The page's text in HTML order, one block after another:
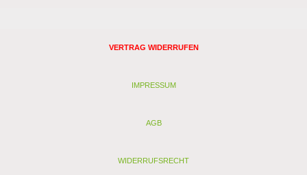
Passt zu: Hirschmedaillons mit Steinpilzen, Chili sin Carne
VERTRAG WIDERRUFEN
IMPRESSUM
AGB
WIDERRUFSRECHT